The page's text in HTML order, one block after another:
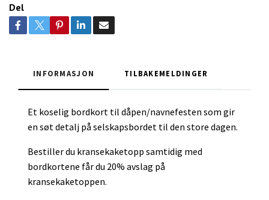
Del
INFORMASJON TILBAKEMELDINGER
Et koselig bordkort til dåpen/navnefesten som gir
en søt detalj på selskapsbordet til den store dagen.
Bestiller du kransekaketopp samtidig med
bordkortene får du 20% avslag på
kransekaketoppen.